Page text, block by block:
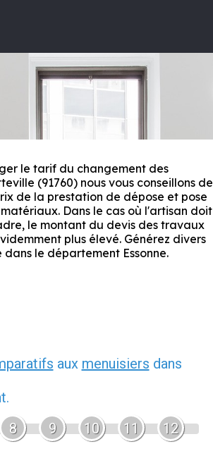
le tarif du changement des
(91760) nous vous conseillons de
de la prestation de dépose et pose
Dans le cas où l'artisan doit
le montant du devis des travaux
plus élevé. Générez divers
le département Essonne.
aux menuisiers dans
8 9 10 11 12